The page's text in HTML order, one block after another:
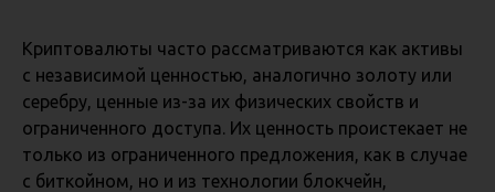
Криптовалюты часто рассматриваются как активы
с независимой ценностью, аналогично золоту или
серебру, ценные из-за их физических свойств и
ограниченного доступа. Их ценность проистекает не
только из ограниченного предложения, как в случае
с биткойном, но и из технологии блокчейн,